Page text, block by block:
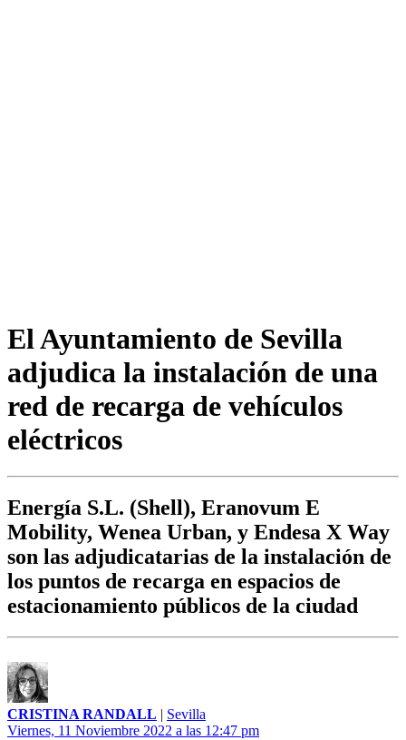
El Ayuntamiento de Sevilla
adjudica la instalación de una
red de recarga de vehículos
eléctricos
Energía S.L. (Shell), Eranovum E
Mobility, Wenea Urban, y Endesa X Way
son las adjudicatarias de la instalación de
los puntos de recarga en espacios de
estacionamiento públicos de la ciudad
CRISTINA RANDALL | Sevilla
Viernes, 11 Noviembre 2022 a las 12:47 pm